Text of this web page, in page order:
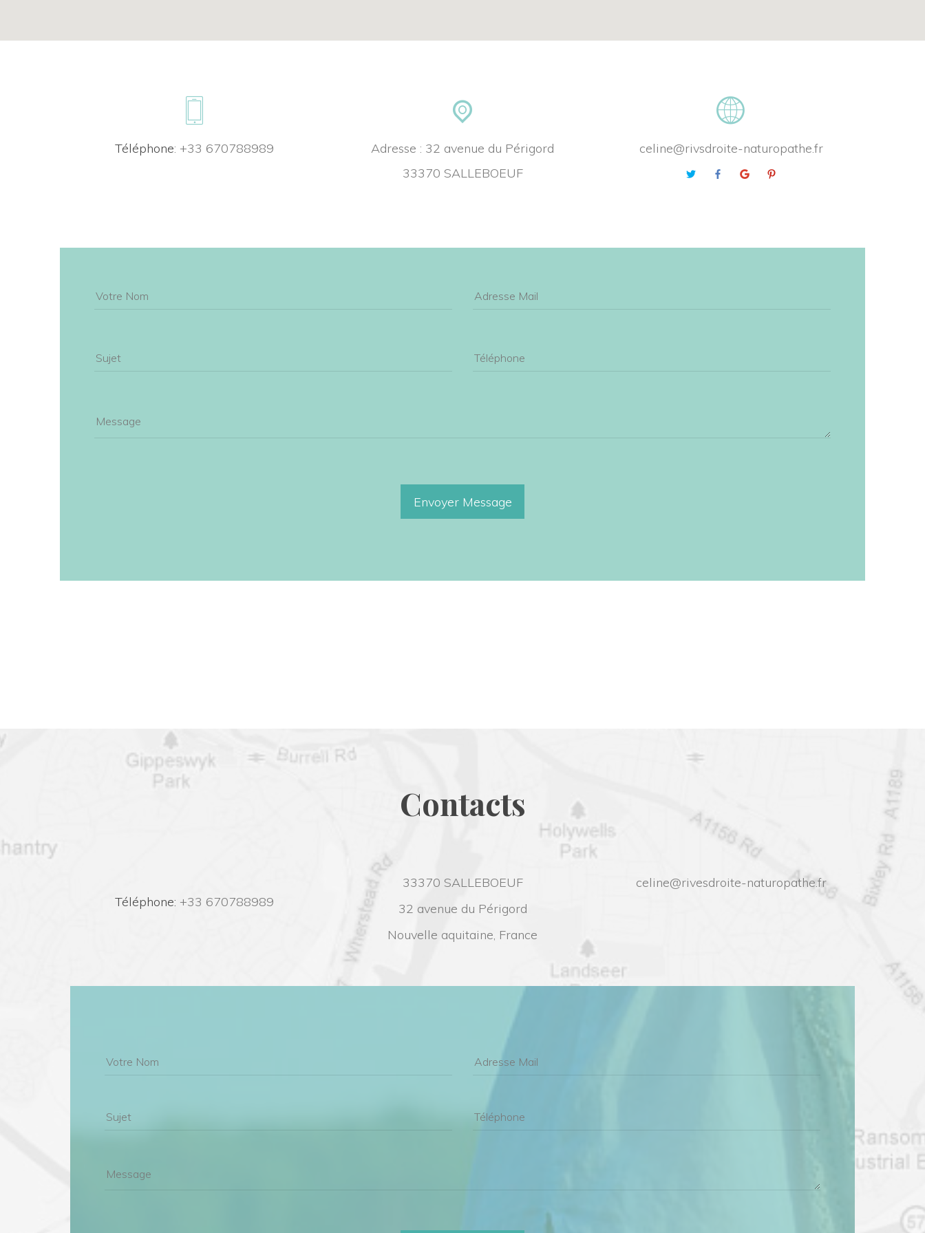
Téléphone: +33 670788989
Adresse : 32 avenue du Périgord
33370 SALLEBOEUF
celine@rivsdroite-naturopathe.fr
Contact
Téléphone: +33 670788989
33370 SALLEBOEUF
32 avenue du Périgord
Nouvelle aquitaine, France
celine@rivesdroite-naturopathe.fr